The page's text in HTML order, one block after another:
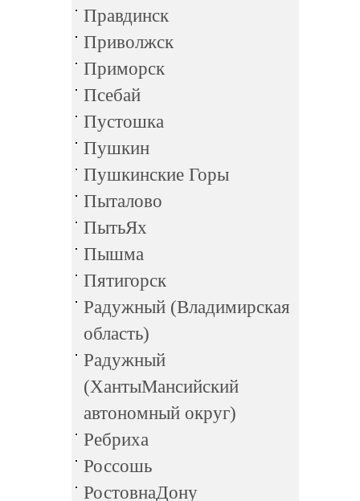
Правдинск
Приволжск
Приморск
Псебай
Пустошка
Пушкин
Пушкинские Горы
Пыталово
ПытьЯх
Пышма
Пятигорск
Радужный (Владимирская
область)
Радужный
(ХантыМансийский
автономный округ)
Ребриха
Россошь
РостовнаДону